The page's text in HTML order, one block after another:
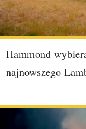
Hammond
najnowszego